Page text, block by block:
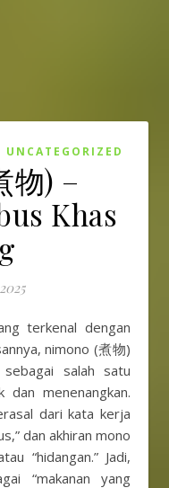
UNCATEGORIZED
物) –
Khas
nimono (煮物)
salah satu
dan menenangkan.
dari kata kerja
dan akhiran mono
“hidangan.” Jadi,
“makanan yang